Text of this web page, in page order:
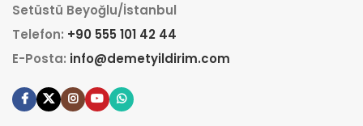
Setüstü Beyoğlu/İstanbul
Telefon: +90 555 101 42 44
E-Posta: info@demetyildirim.com